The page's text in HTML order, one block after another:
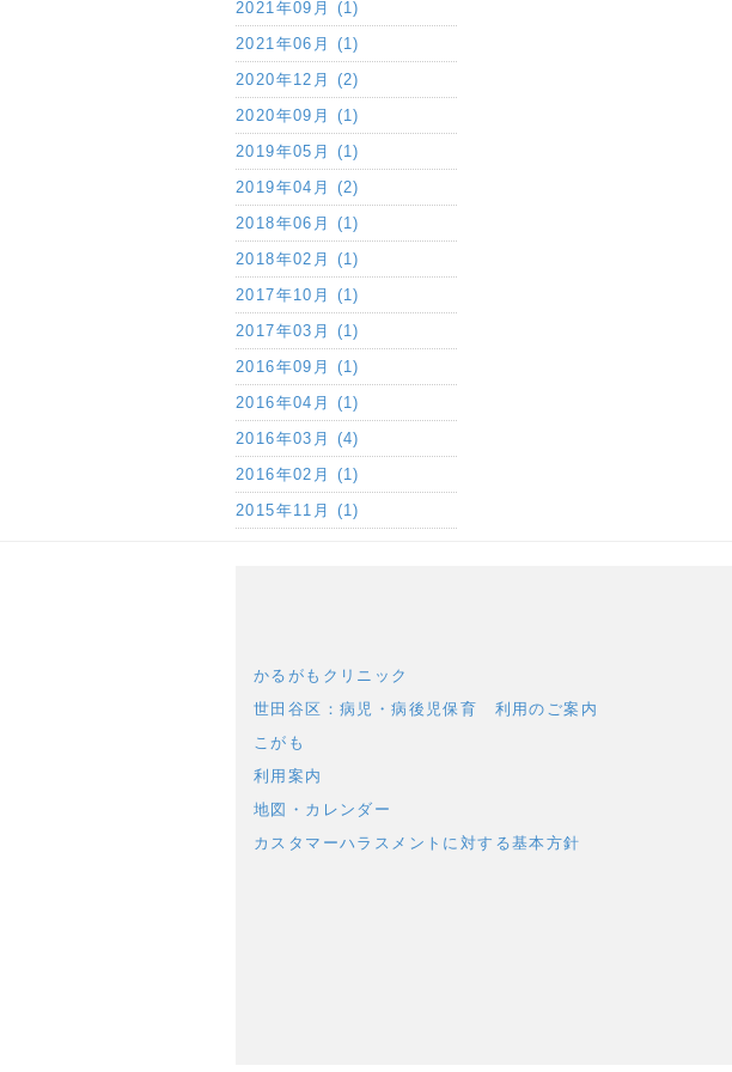
2021年09月 (1)
2021年06月 (1)
2020年12月 (2)
2020年09月 (1)
2019年05月 (1)
2019年04月 (2)
2018年06月 (1)
2018年02月 (1)
2017年10月 (1)
2017年03月 (1)
2016年09月 (1)
2016年04月 (1)
2016年03月 (4)
2016年02月 (1)
2015年11月 (1)
かるがもクリニック
世田谷区：病児・病後児保育 利用のご案内
こがも
利用案内
地図・カレンダー
カスタマーハラスメントに対する基本方針